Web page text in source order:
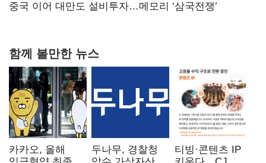
연 홈플러스
중국 이어 대만도 설비투자…메모리 ‘삼국전쟁’
함께 볼만한 뉴스
카카오, 올해
두나무, 경찰청
티빙·콘텐츠 IP